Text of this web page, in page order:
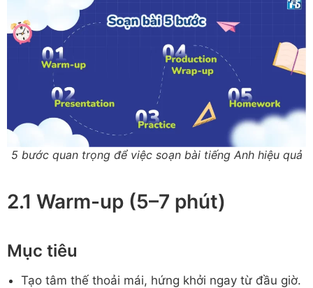
5 bước quan trọng để việc soạn bài tiếng Anh hiệu quả
2.1 Warm-up (5–7 phút)
Mục tiêu
Tạo tâm thế thoải mái, hứng khởi ngay từ đầu giờ.